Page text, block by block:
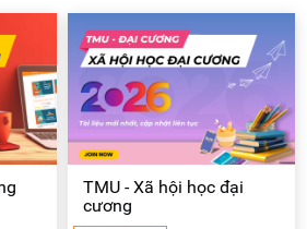
TMU - Xã hội học đại
cương